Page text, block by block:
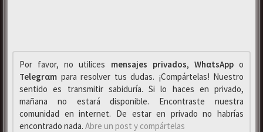
Por favor, no utilices mensajes privados, WhαtsAppo
Telegrαm para resolver tus dudas. ¡Compártelas! Nuestro
sentido es transmitir sabiduría. Si lo haces en privado,
mañana no estará disponible. Encontraste nuestra
comunidad en internet. De estar en privado no habrías
encontrado nada. Abre un post y compártelas